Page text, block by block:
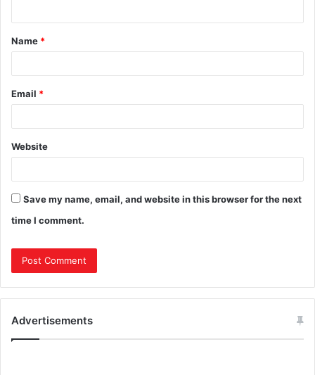
Name *
Email *
Website
Save my name, email, and website in this browser for the next
time I comment.
Advertisements